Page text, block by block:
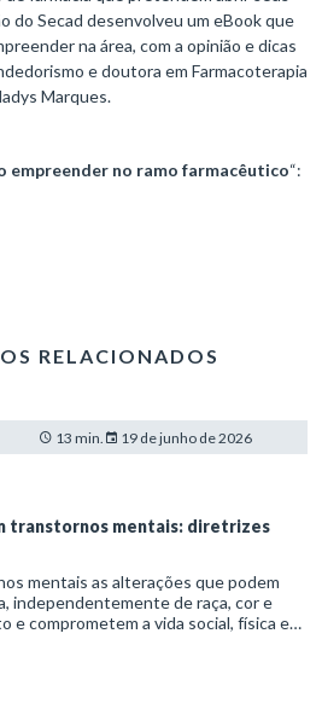
do Secad desenvolveu um eBook que
na área, com a opinião e dicas
e doutora em Farmacoterapia
Marques.
empreender no ramo farmacêutico“:
RELACIONADOS
13 min. 19 de junho de 2026
transtornos mentais: diretrizes
mentais as alterações que podem
independentemente de raça, cor e
e comprometem a vida social, física e